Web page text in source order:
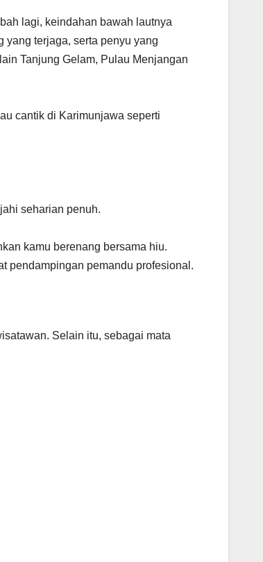
lagi, keindahan bawah lautnya
yang terjaga, serta penyu yang
Tanjung Gelam, Pulau Menjangan
cantik di Karimunjawa seperti
seharian penuh.
kamu berenang bersama hiu.
pendampingan pemandu profesional.
Selain itu, sebagai mata